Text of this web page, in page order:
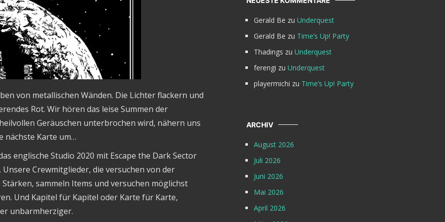
von metallischen Wänden. Die Lichter flackern und
Rot. Wir hören das leise Summen der
Geräuschen unterbrochen wird, nähern uns
nächste Karte um…
englische Studio 2020 mit Escape the Dark Sector
Crewmitglieder, die versuchen von der
sammeln Items und versuchen möglichst
Und Kapitel für Kapitel oder Karte für Karte,
unbarmherziger.
Gerald Be zu Underquest
Gerald Be zu Time’s Up! Party
Thadings zu Underquest
ferengi zu Underquest
playermichi zu Time’s Up! Party
ARCHIV
August 2026
Juli 2026
Juni 2026
Mai 2026
April 2026